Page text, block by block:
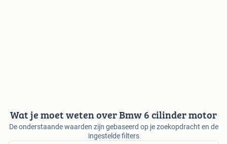
Wat je moet weten over Bmw 6 cilinder motor
De onderstaande waarden zijn gebaseerd op je zoekopdracht en de
ingestelde filters